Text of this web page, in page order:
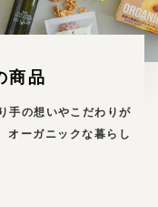
商品
手の想いやこだわりが
オーガニックな暮らし